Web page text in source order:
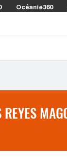
Océanie360